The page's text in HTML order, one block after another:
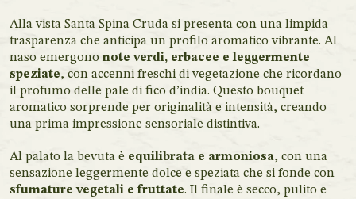
Alla vista Santa Spina Cruda si presenta con una limpida
trasparenza che anticipa un profilo aromatico vibrante. Al
naso emergono note verdi, erbacee e leggermente
speziate, con accenni freschi di vegetazione che ricordano
il profumo delle pale di fico d’india. Questo bouquet
aromatico sorprende per originalità e intensità, creando
una prima impressione sensoriale distintiva.
Al palato la bevuta è equilibrata e armoniosa, con una
sensazione leggermente dolce e speziata che si fonde con
sfumature vegetali e fruttate. Il finale è secco, pulito e